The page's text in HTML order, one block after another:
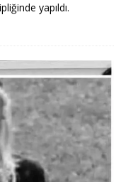
yapıldı.